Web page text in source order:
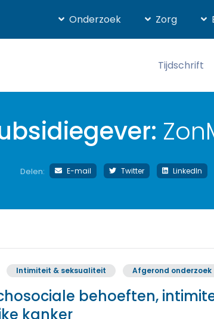
Onderzoek Zorg
Tijdschrift
Delen: E-mail Twitter LinkedIn
Intimiteit & seksualiteit Afgerond onderzoek
behoeften,
kanker